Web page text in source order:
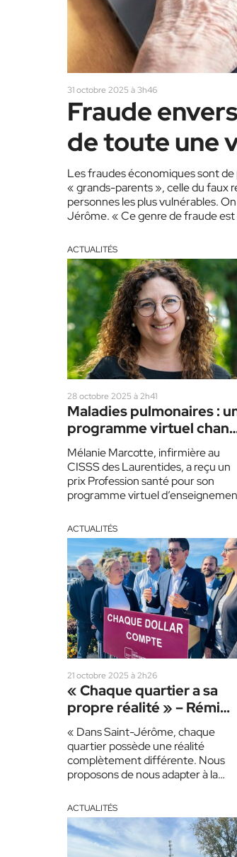
31 octobre 2025 à 3h46
Fraude
de toute une
Les fraudes économiques sont
« grands-parents », celle du faux
personnes les plus vulnérables.
Jérôme. « Ce genre de fraude
ACTUALITÉS
28 octobre 2025 à 2h41
Maladies pulmonaires :
programme virtuel
la vie des patients
Mélanie Marcotte, infirmière au
CISSS des Laurentides, a reçu un
prix Profession santé pour son
programme virtuel
les patients…
ACTUALITÉS
21 octobre 2025 à 2h26
« Chaque quartier a sa
propre réalité » – Rémi
Barbeau
« Dans Saint-Jérôme, chaque
quartier possède une réalité
complètement différente. Nous
proposons de nous adapter à la
exemple, est clairement un…
ACTUALITÉS